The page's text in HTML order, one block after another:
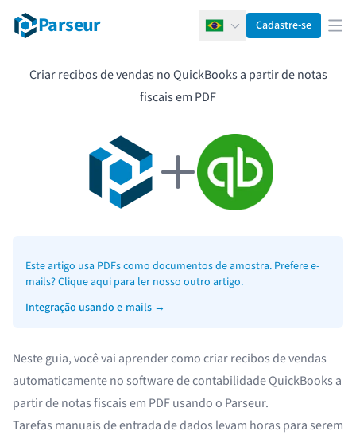
Parseur PortuguêsCadastre-se
Criar recibos de vendas no QuickBooks a partir de notas
fiscais em PDF
Este artigo usa PDFs como documentos de amostra. Prefere e-
mails? Clique aqui para ler nosso outro artigo.
Integração usando e-mails →
Neste guia, você vai aprender como criar recibos de vendas
automaticamente no software de contabilidade QuickBooks a
partir de notas fiscais em PDF usando o Parseur.
Tarefas manuais de entrada de dados levam horas para serem